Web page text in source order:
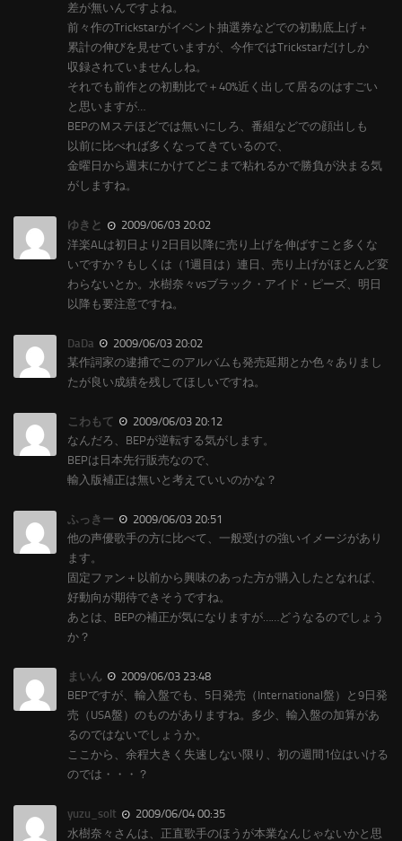
差が無いんですよね。
前々作のTrickstarがイベント抽選券などでの初動底上げ＋
累計の伸びを見せていますが、今作ではTrickstarだけしか
収録されていませんしね。
それでも前作との初動比で＋40%近く出して居るのはすごい
と思いますが…
BEPのＭステほどでは無いにしろ、番組などでの顔出しも
以前に比べれば多くなってきているので、
金曜日から週末にかけてどこまで粘れるかで勝負が決まる気
がしますね。
ゆきと
2009/06/03 20:02
洋楽ALは初日より2日目以降に売り上げを伸ばすこと多くな
いですか？もしくは（1週目は）連日、売り上げがほとんど変
わらないとか。水樹奈々vsブラック・アイド・ピーズ、明日
以降も要注意ですね。
DaDa
2009/06/03 20:02
某作詞家の逮捕でこのアルバムも発売延期とか色々ありまし
たが良い成績を残してほしいですね。
こわもて
2009/06/03 20:12
なんだろ、BEPが逆転する気がします。
BEPは日本先行販売なので、
輸入版補正は無いと考えていいのかな？
ふっきー
2009/06/03 20:51
他の声優歌手の方に比べて、一般受けの強いイメージがあり
ます。
固定ファン＋以前から興味のあった方が購入したとなれば、
好動向が期待できそうですね。
あとは、BEPの補正が気になりますが……どうなるのでしょう
か？
まいん
2009/06/03 23:48
BEPですが、輸入盤でも、5日発売（International盤）と9日発
売（USA盤）のものがありますね。多少、輸入盤の加算があ
るのではないでしょうか。
ここから、余程大きく失速しない限り、初の週間1位はいける
のでは・・・？
yuzu_solt
2009/06/04 00:35
水樹奈々さんは、正直歌手のほうが本業なんじゃないかと思